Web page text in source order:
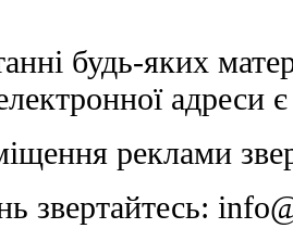
будь-яких
адреси
реклами
звертайтесь: